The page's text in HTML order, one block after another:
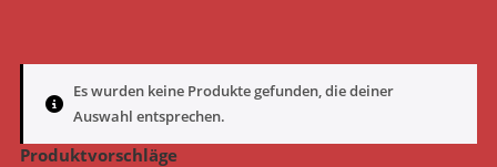
Es wurden keine Produkte gefunden, die deiner
Auswahl entsprechen.
Produktvorschläge